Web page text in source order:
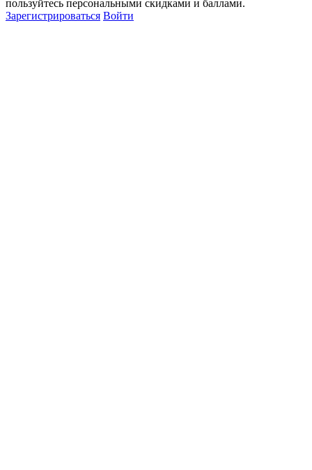
пользуйтесь персональными скидками и баллами.
Зарегистрироваться Войти